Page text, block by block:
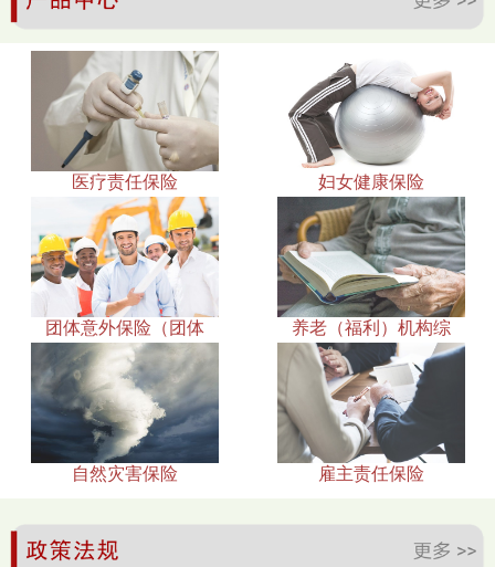
医疗责任保险 妇女健康保险
团体意外保险（团体 养老（福利）机构综
自然灾害保险 雇主责任保险